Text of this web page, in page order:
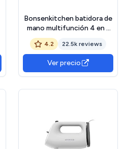
Bonsenkitchen batidora de
mano multifunción 4 en 1
1000 W, 20 velocidades
ajustables, con batidor,
picadora de 500 ml y vaso
medidor de 700 ml,
procesador de alimentos
4.2 22.5k reviews
Ver precio